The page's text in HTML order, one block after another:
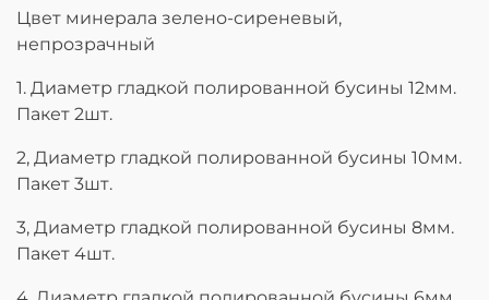
Цвет минерала зелено-сиреневый,
непрозрачный
1. Диаметр гладкой полированной бусины 12мм.
Пакет 2шт.
2, Диаметр гладкой полированной бусины 10мм.
Пакет 3шт.
3, Диаметр гладкой полированной бусины 8мм.
Пакет 4шт.